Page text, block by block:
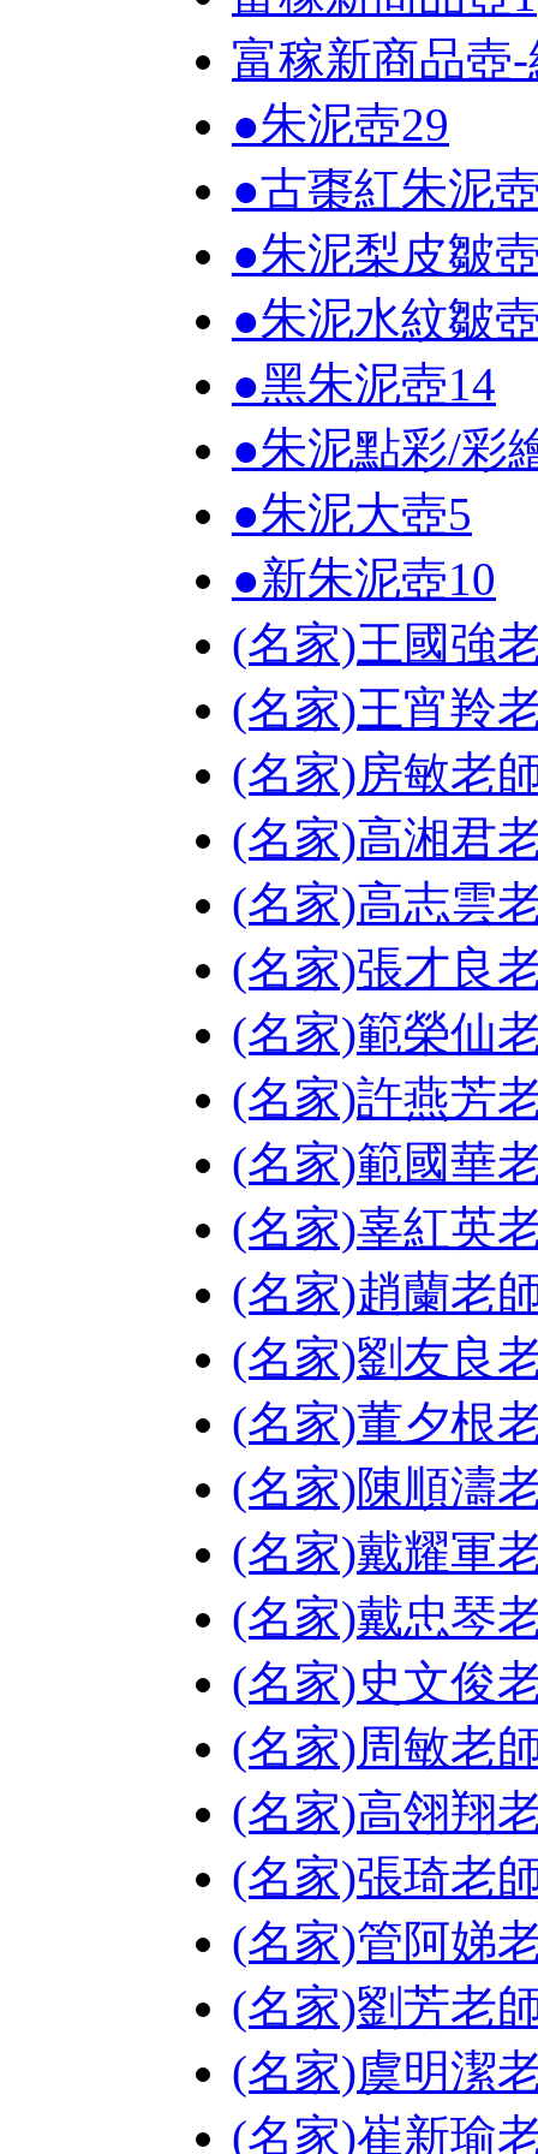
富稼新商品壺
●朱泥壺29
●古棗紅朱泥
●朱泥梨皮皺
●朱泥水紋皺
●黑朱泥壺14
●朱泥點彩/彩
●朱泥大壺5
●新朱泥壺10
(名家)王國強
(名家)王宵羚
(名家)房敏老
(名家)高湘君
(名家)高志雲
(名家)張才良
(名家)範榮仙
(名家)許燕芳
(名家)範國華
(名家)辜紅英
(名家)趙蘭老
(名家)劉友良
(名家)董夕根
(名家)陳順濤
(名家)戴耀軍
(名家)戴忠琴
(名家)史文俊
(名家)周敏老
(名家)高翎翔
(名家)張琦老
(名家)管阿娣
(名家)劉芳老
(名家)虞明潔
(名家)崔新瑜